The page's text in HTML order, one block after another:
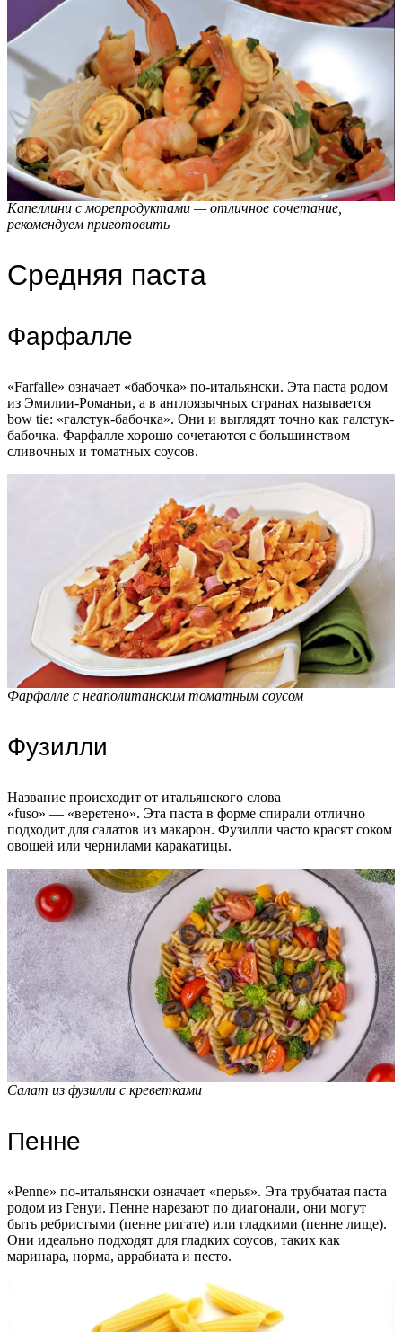
Капеллини с морепродуктами — отличное сочетание,
рекомендуем приготовить
Средняя паста
Фарфалле
«Farfalle» означает «бабочка» по-итальянски. Эта паста родом
из Эмилии-Романьи, а в англоязычных странах называется
bow tie: «галстук-бабочка». Они и выглядят точно как галстук-
бабочка. Фарфалле хорошо сочетаются с большинством
сливочных и томатных соусов.
Фарфалле с неаполитанским томатным соусом
Фузилли
Название происходит от итальянского слова
«fuso» — «веретено». Эта паста в форме спирали отлично
подходит для салатов из макарон. Фузилли часто красят соком
овощей или чернилами каракатицы.
Салат из фузилли с креветками
Пенне
«Penne» по-итальянски означает «перья». Эта трубчатая паста
родом из Генуи. Пенне нарезают по диагонали, они могут
быть ребристыми (пенне ригате) или гладкими (пенне лище).
Они идеально подходят для гладких соусов, таких как
маринара, норма, аррабиата и песто.